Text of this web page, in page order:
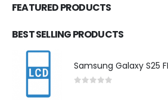
FEATURED PRODUCTS
BEST SELLING PRODUCTS
Samsung Galaxy S25